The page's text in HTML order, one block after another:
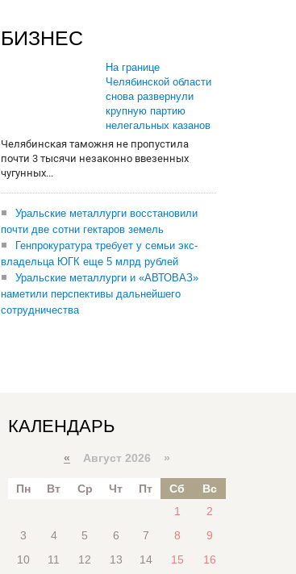
БИЗНЕС
На границе
Челябинской области
снова развернули
крупную партию
нелегальных казанов
Челябинская таможня не пропустила
почти 3 тысячи незаконно ввезенных
чугунных...
Уральские металлурги восстановили
почти две сотни гектаров земель
Генпрокуратура требует у семьи экс-
владельца ЮГК еще 5 млрд рублей
Уральские металлурги и «АВТОВАЗ»
наметили перспективы дальнейшего
сотрудничества
КАЛЕНДАРЬ
« Август 2026 »
Пн Вт Ср Чт Пт Сб
Вс
1
2
3
4 5 6 7 8
9
10
11 12 13 14 15 16